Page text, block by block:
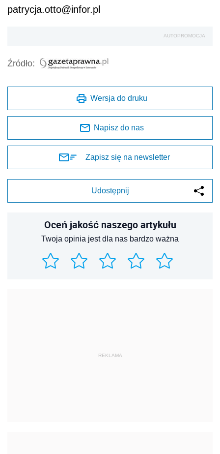
patrycja.otto@infor.pl
AUTOPROMOCJA
Źródło:
Wersja do druku
Napisz do nas
Zapisz się na newsletter
Udostępnij
Oceń jakość naszego artykułu
Twoja opinia jest dla nas bardzo ważna
REKLAMA